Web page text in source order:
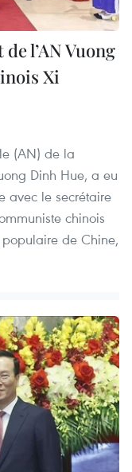
l’AN Vuong
Xi
(AN) de la
Dinh Hue, a eu
avec le secrétaire
chinois
de Chine,